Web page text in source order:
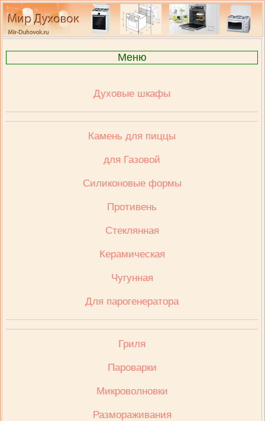
Меню
Духовые шкафы
Камень для пиццы
для Газовой
Cиликоновые формы
Противень
Стеклянная
Керамическая
Чугунная
Для парогенератора
Гриля
Пароварки
Микроволновки
Размораживания